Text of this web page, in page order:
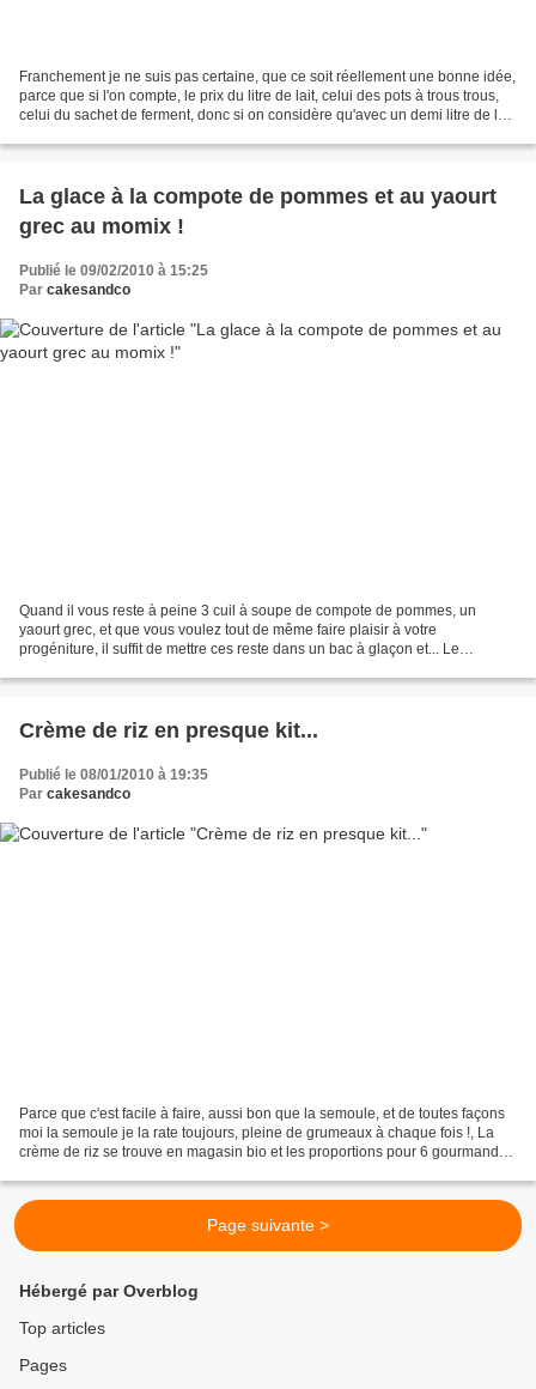
Franchement je ne suis pas certaine, que ce soit réellement une bonne idée,
parce que si l'on compte, le prix du litre de lait, celui des pots à trous trous,
celui du sachet de ferment, donc si on considère qu'avec un demi litre de lait
La glace à la compote de pommes et au yaourt
grec au momix !
Publié le 09/02/2010 à 15:25
Par cakesandco
Quand il vous reste à peine 3 cuil à soupe de compote de pommes, un
yaourt grec, et que vous voulez tout de même faire plaisir à votre
progéniture, il suffit de mettre ces reste dans un bac à glaçon et... Le
Crème de riz en presque kit...
Publié le 08/01/2010 à 19:35
Par cakesandco
Parce que c'est facile à faire, aussi bon que la semoule, et de toutes façons
moi la semoule je la rate toujours, pleine de grumeaux à chaque fois !, La
crème de riz se trouve en magasin bio et les proportions pour 6 gourmands
Page suivante >
Hébergé par Overblog
Top articles
Pages